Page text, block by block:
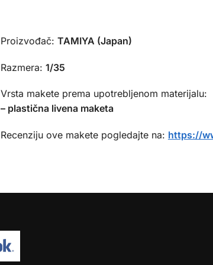
Proizvođač: TAMIYA (Japan)
Razmera: 1/35
Vrsta makete prema upotrebljenom materijalu:
– plastična livena maketa
Recenziju ove makete pogledajte na: https://